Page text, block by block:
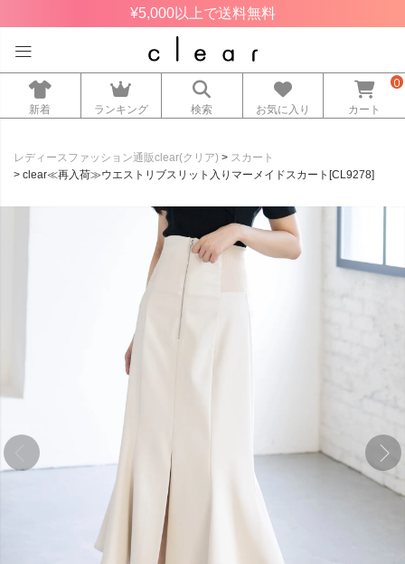
¥5,000以上で送料無料
新着 ランキング 検索 お気に入り カート
0
レディースファッション通販clear(クリア)
スカート
clear≪再入荷≫ウエストリブスリット入りマーメイドスカート[CL9278]